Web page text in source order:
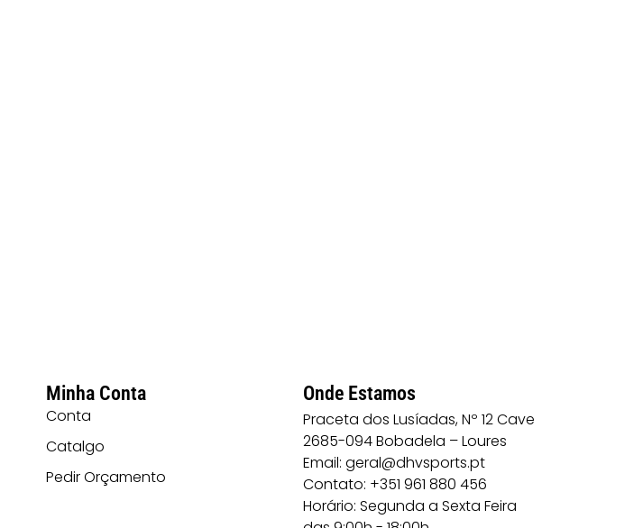
Minha Conta
Conta
Catalgo
Pedir Orçamento
Onde Estamos
Praceta dos Lusíadas, Nº 12 Cave
2685-094 Bobadela – Loures
Email: geral@dhvsports.pt
Contato: +351 961 880 456
Horário: Segunda a Sexta Feira